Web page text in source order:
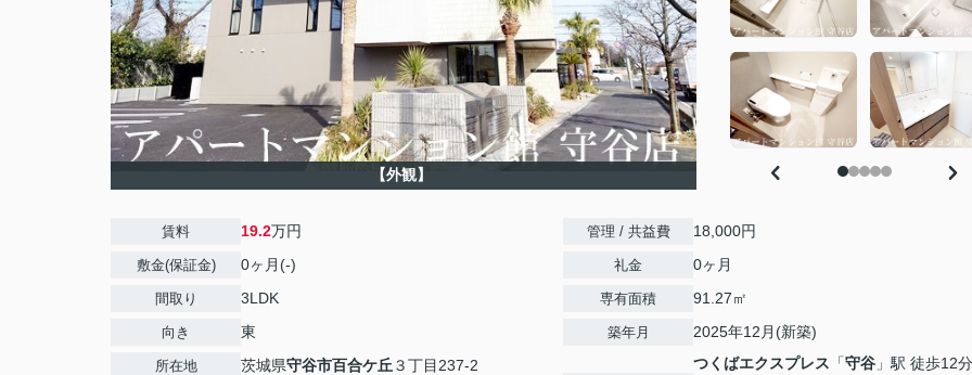
【外観】
賃料 19.2万円
敷金(保証金) 0ヶ月(-)
間取り 3LDK
向き 東
所在地 茨城県守谷市百合ケ丘 ３丁目237-2
管理 / 共益費 18,000円
礼金 0ヶ月
専有面積 91.27㎡
築年月 2025年12月(新築)
つくばエクスプレス 「守谷 」駅 徒歩12分